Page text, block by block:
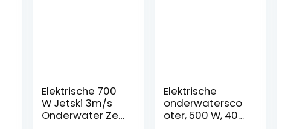
Elektrische 700
W Jetski 3m/s
Onderwater Zee
Elektrische
onderwatersco
oter, 500 W, 40